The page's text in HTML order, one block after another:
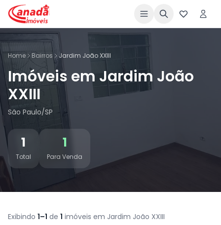
Home Bairros Jardim João XXIII
Imóveis em Jardim João
XXIII
São Paulo/SP
1
Total
1
Para Venda
Exibindo 1–1 de 1 imóveis em Jardim João XXIII